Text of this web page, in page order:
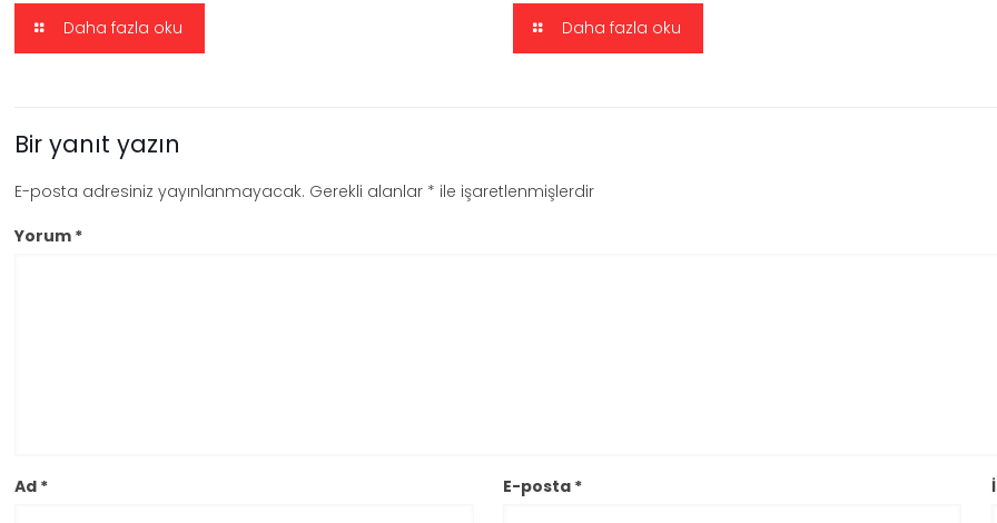
Daha fazla oku Daha fazla oku
Bir yanıt yazın
E-posta adresiniz yayınlanmayacak. Gerekli alanlar * ile işaretlenmişlerdir
Yorum *
Ad * E-posta *